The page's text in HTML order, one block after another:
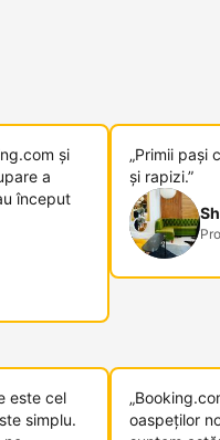
și
a
început
„Primii pași
și rapizi.”
este cel
simplu.
oaspeților